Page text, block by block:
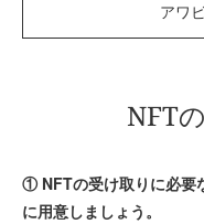
アワ
NFT
① NFTの受け取りに必要
に用意しましょう。